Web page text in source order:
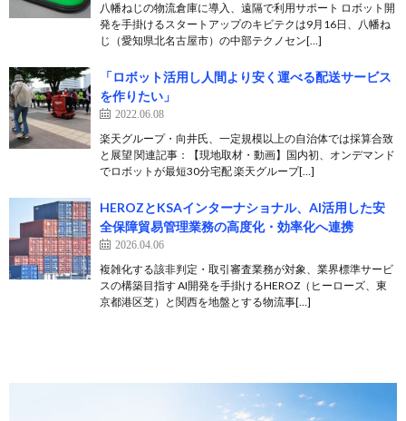
八幡ねじの物流倉庫に導入、遠隔で利用サポート ロボット開
発を手掛けるスタートアップのキビテクは9月16日、八幡ね
じ（愛知県北名古屋市）の中部テクノセン[…]
「ロボット活用し人間より安く運べる配送サービス
を作りたい」
2022.06.08
楽天グループ・向井氏、一定規模以上の自治体では採算合致
と展望 関連記事：【現地取材・動画】国内初、オンデマンド
でロボットが最短30分宅配 楽天グループ[…]
HEROZとKSAインターナショナル、AI活用した安
全保障貿易管理業務の高度化・効率化へ連携
2026.04.06
複雑化する該非判定・取引審査業務が対象、業界標準サービ
スの構築目指す AI開発を手掛けるHEROZ（ヒーローズ、東
京都港区芝）と関西を地盤とする物流事[…]